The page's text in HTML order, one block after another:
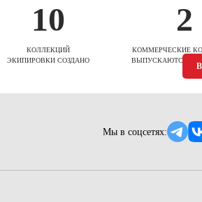
10
КОЛЛЕКЦИЙ
ЭКИПИРОВКИ СОЗДАНО
2
КОММЕРЧЕСКИЕ
ВЫПУСКАЮТСЯ
Мы в соцсетях: